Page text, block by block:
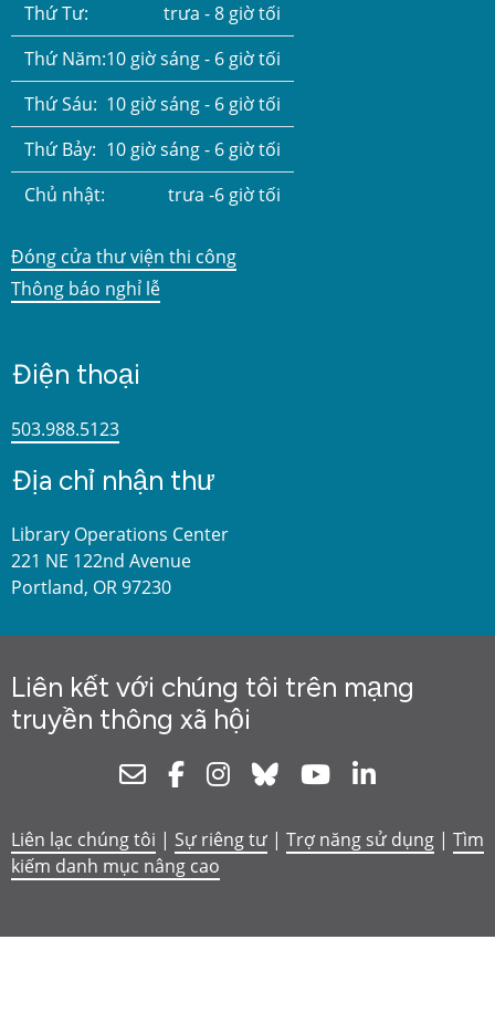
Thứ Tư:
trưa - 8 giờ tối
Thứ Năm:10 giờ sáng - 6 giờ tối
Thứ Sáu: 10 giờ sáng - 6 giờ tối
Thứ Bảy: 10 giờ sáng - 6 giờ tối
Chủ nhật:
trưa -6 giờ tối
Đóng cửa thư viện thi công
Thông báo nghỉ lễ
Điện thoại
503.988.5123
Địa chỉ nhận thư
Library Operations Center
221 NE 122nd Avenue
Portland, OR 97230
Liên kết với chúng tôi trên mạng
truyền thông xã hội
NewsletterFacebookInstagram
Bluesky Youtube
Liên lạc chúng tôi | Sự riêng tư | Trợ năng sử dụng | Tìm
kiếm danh mục nâng cao